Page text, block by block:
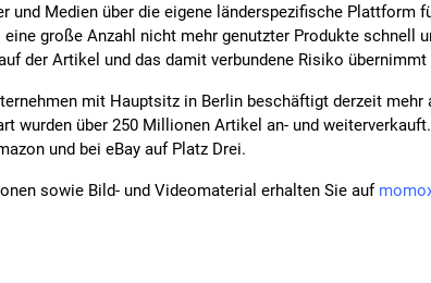
und Medien über die eigene länderspezifische Plattform
eine große Anzahl nicht mehr genutzter Produkte schnell
der Artikel und das damit verbundene Risiko
mit Hauptsitz in Berlin beschäftigt derzeit
wurden über 250 Millionen Artikel an- und
und bei eBay auf Platz Drei.
sowie Bild- und Videomaterial erhalten Sie auf